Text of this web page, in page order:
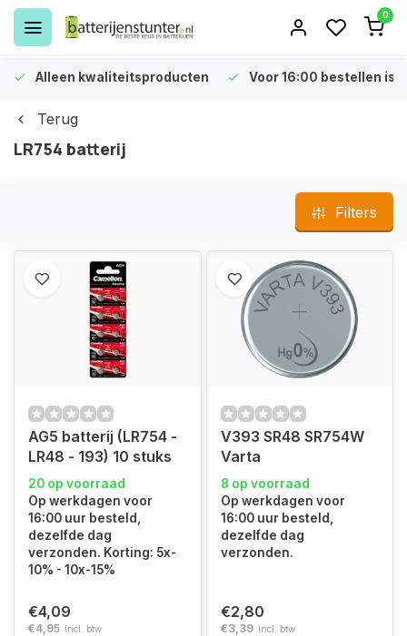
0
Alleen kwaliteitsproducten Voor 16:00 bestellen is
Terug
LR754 batterij
Filters
AG5 batterij (LR754 -
LR48 - 193) 10 stuks
20 op voorraad
Op werkdagen voor
16:00 uur besteld,
dezelfde dag
verzonden. Korting: 5x-
10% - 10x-15%
€4,09
€4,95 Incl. btw
V393 SR48 SR754W
Varta
8 op voorraad
Op werkdagen voor
16:00 uur besteld,
dezelfde dag
verzonden.
€2,80
€3,39 Incl. btw